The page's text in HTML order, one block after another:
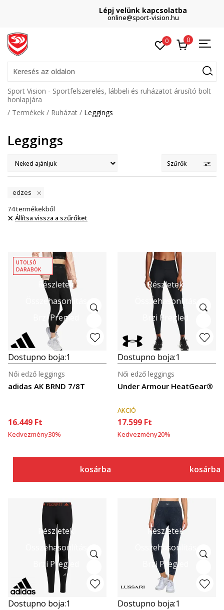
Lépj velünk kapcsolatba
online@sport-vision.hu
0 0
Keresés az oldalon
Sport Vision - Sportfelszerelés, lábbeli és ruházatot árusító bolt
honlapjára
Termékek
Ruházat Leggings
Leggings
Szűrők
edzes
74termékekből
Állítsa vissza a szűrőket
Részletek
Összehasonlítás
Brzi Pregled
UTOLSÓ
DARABOK
Dostupno boja:1
adidas AK BRND 7/8T
Női edző leggings
16.449 Ft
Kedvezmény30%
kosárba
Részletek
Összehasonlítás
Brzi Pregled
Dostupno boja:1
Under Armour HeatGear®
Női edző leggings
AKCIÓ
17.599 Ft
Kedvezmény20%
kosárba
Részletek
Összehasonlítás
Brzi Pregled
Dostupno boja:1
Részletek
Összehasonlítás
Brzi Pregled
Dostupno boja:1